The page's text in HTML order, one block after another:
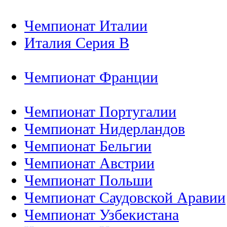
Чемпионат Италии
Италия Серия B
Чемпионат Франции
Чемпионат Португалии
Чемпионат Нидерландов
Чемпионат Бельгии
Чемпионат Австрии
Чемпионат Польши
Чемпионат Саудовской Аравии
Чемпионат Узбекистана